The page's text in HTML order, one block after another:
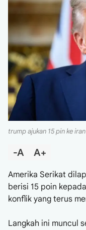
trump ajukan 15 pin ke iran
-A A+
Amerika Serikat
berisi 15 poin
konflik yang terus
Langkah ini muncul